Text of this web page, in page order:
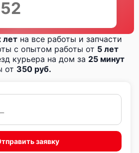
лет на все работы и запчасти
с опытом работы от 5 лет
курьера на дом за 25 минут
от 350 руб.
заявку